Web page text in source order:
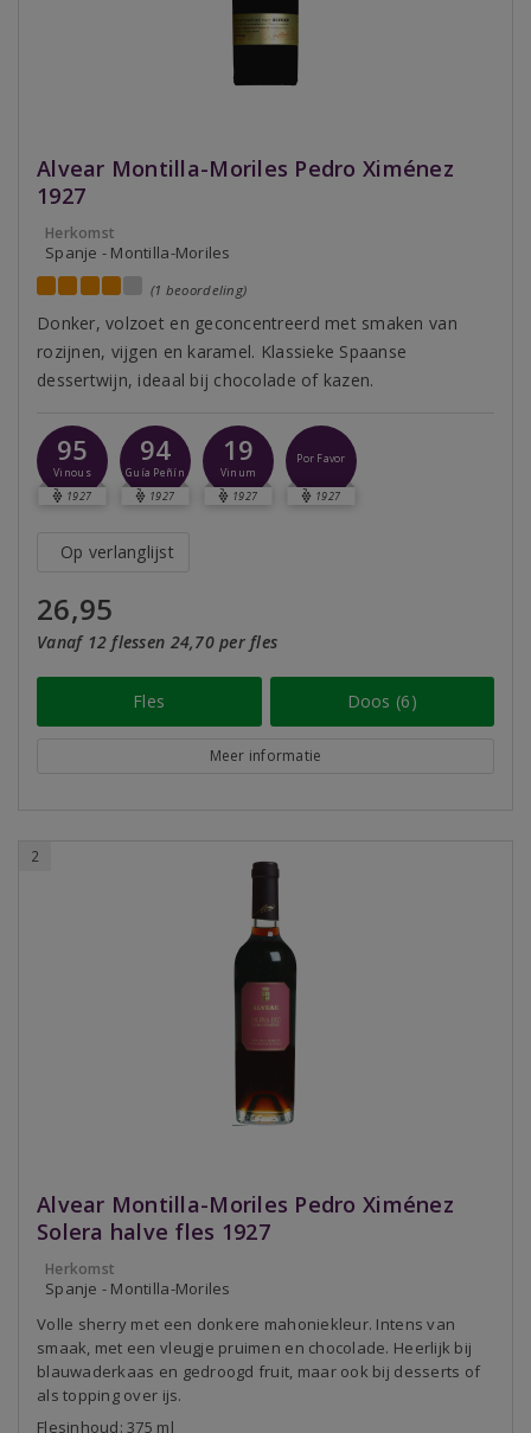
Alvear Montilla-Moriles Pedro Ximénez
1927
Herkomst
Spanje - Montilla-Moriles
(1 beoordeling)
Donker, volzoet en geconcentreerd met smaken van
rozijnen, vijgen en karamel. Klassieke Spaanse
dessertwijn, ideaal bij chocolade of kazen.
95
Vinous
1927
94
Guía Peñín
1927
19
Vinum
1927
Por Favor
1927
Op verlanglijst
26,95
Vanaf 12 flessen 24,70 per fles
Fles Doos (6)
Meer informatie
2
Alvear Montilla-Moriles Pedro Ximénez
Solera halve fles 1927
Herkomst
Spanje - Montilla-Moriles
Volle sherry met een donkere mahoniekleur. Intens van
smaak, met een vleugje pruimen en chocolade. Heerlijk bij
blauwaderkaas en gedroogd fruit, maar ook bij desserts of
als topping over ijs.
Flesinhoud: 375 ml